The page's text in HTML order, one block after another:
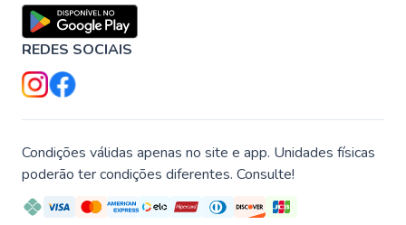
REDES SOCIAIS
Condições válidas apenas no site e app. Unidades físicas
poderão ter condições diferentes. Consulte!